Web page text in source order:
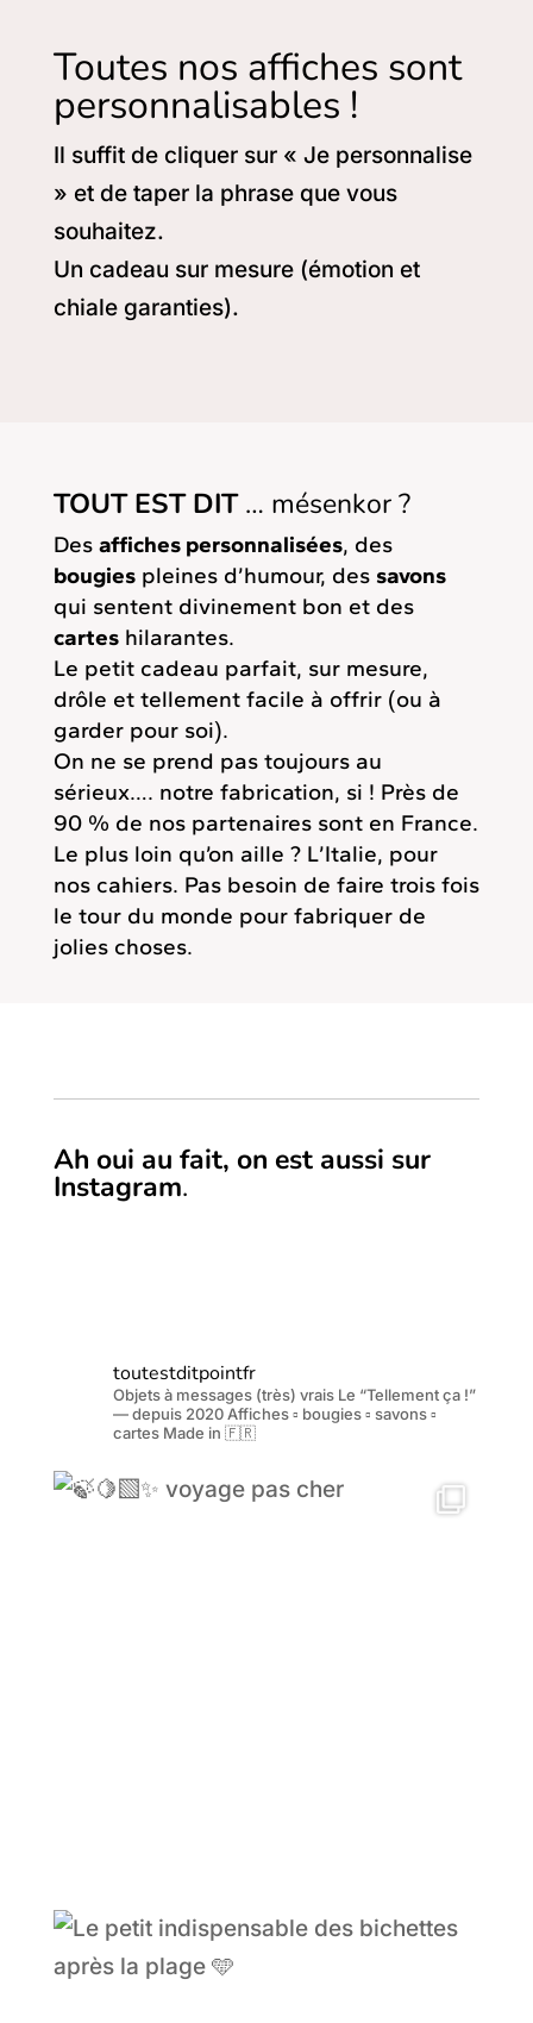
Toutes nos affiches sont
personnalisables !
Il suffit de cliquer sur « Je personnalise
» et de taper la phrase que vous
souhaitez.
Un cadeau sur mesure (émotion et
chiale garanties).
TOUT EST DIT… mésenkor ?
Des affiches personnalisées, des
bougiespleines d’humour, des savons
qui sentent divinement bon et des
carteshilarantes.
Le petit cadeau parfait, sur mesure,
drôle et tellement facile à offrir (ou à
garder pour soi).
On ne se prend pas toujours au
sérieux…. notre fabrication, si ! Près de
90 % de nos partenaires sont en France.
Le plus loin qu’on aille ? L’Italie, pour
nos cahiers. Pas besoin de faire trois fois
le tour du monde pour fabriquer de
jolies choses.
Ah oui au fait, on est aussi sur
Instagram.
toutestditpointfr
Objets à messages (très) vraisLe “Tellement ça !”
— depuis 2020Affiches ▫️ bougies ▫️ savons ▫️
cartesMade in 🇫🇷